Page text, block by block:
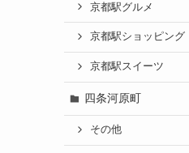
京都駅グルメ
京都駅ショッピング
京都駅スイーツ
四条河原町
その他